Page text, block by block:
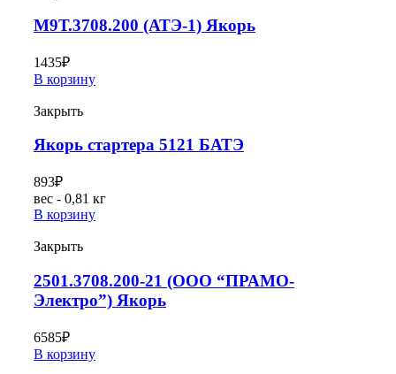
М9Т.3708.200 (АТЭ-1) Якорь
1435₽
В корзину
Закрыть
Якорь стартера 5121 БАТЭ
893₽
вес - 0,81 кг
В корзину
Закрыть
2501.3708.200-21 (ООО “ПРАМО-
Электро”) Якорь
6585₽
В корзину